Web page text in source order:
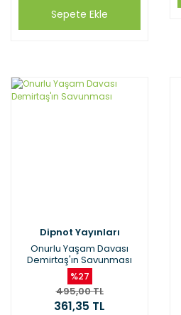
Sepete Ekle
Dipnot Yayınları
Onurlu Yaşam Davası
Demirtaş'ın Savunması
%27
495,00 TL
361,35 TL